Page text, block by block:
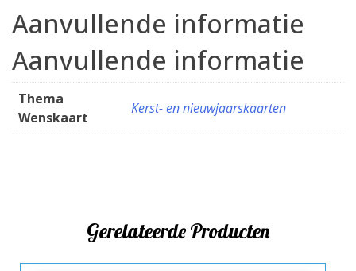
Aanvullende informatie
Aanvullende informatie
Thema
Wenskaart
Kerst- en nieuwjaarskaarten
Gerelateerde Producten